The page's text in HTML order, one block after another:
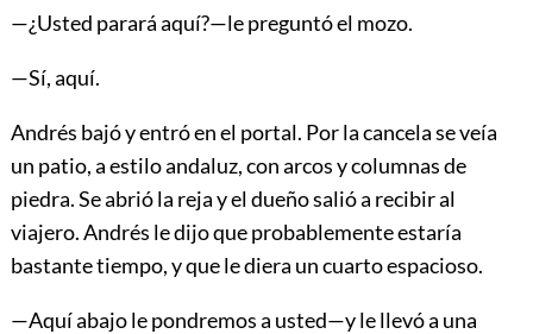
—¿Usted parará aquí?—le preguntó el mozo.
—Sí, aquí.
Andrés bajó y entró en el portal. Por la cancela se veía
un patio, a estilo andaluz, con arcos y columnas de
piedra. Se abrió la reja y el dueño salió a recibir al
viajero. Andrés le dijo que probablemente estaría
bastante tiempo, y que le diera un cuarto espacioso.
—Aquí abajo le pondremos a usted—y le llevó a una